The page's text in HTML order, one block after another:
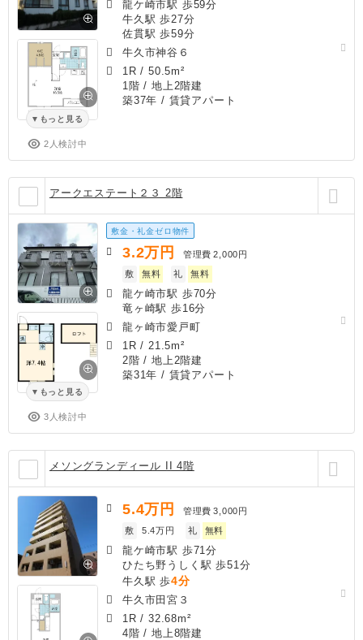
もっと見る
2人検討中
龍ケ崎市駅 歩59分
牛久駅 歩27分
佐貫駅 歩59分
牛久市神谷６
1R /50.5m²
1階 / 地上2階建
築37年 / 賃貸アパート
アークエステート２３ 2階
もっと見る
3人検討中
敷金・礼金ゼロ物件
3.2万円 管理費 2,000円
敷
無料 礼 無料
龍ケ崎市駅 歩70分
竜ヶ崎駅 歩16分
龍ヶ崎市愛戸町
1R / 21.5m²
2階 / 地上2階建
築31年 / 賃貸アパート
メソングランディール II 4階
5.4万円 管理費 3,000円
敷
5.4万円 礼 無料
龍ケ崎市駅 歩71分
ひたち野うしく駅 歩51分
牛久駅 歩4分
牛久市田宮３
1R /32.68m²
4階 / 地上8階建